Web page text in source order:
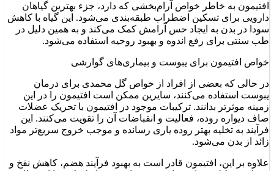
افتیمون به خاطر خواص آرام‌بخشی که دارد، جزء بهترین گیاهان
دارویی برای تسکین اضطراب طبقه‌بندی می‌شود. این گیاه با کاهش
سودا در بدن به ایجاد حس آرامش کمک می‌کند و به همین دلیل در
طب سنتی برای رفع اندوه و بهبود روحیه استفاده می‌شود.
خواص افتیمون برای یبوست و بیماری‌های گوارشی
در حالی که بعضی از افراد از خواص گل محمدی برای درمان
یبوست استفاده می‌کنند، سایرین ممکن است افتیمون را در این
زمینه موثرتر بدانند. ترکیبات موجود در افتیمون با تحریک عضلات
صاف دیواره روده، فعالیت و انقباضات آن را تقویت می‌کنند. این
فرآیند به تخلیه بهتر روده یاری رسانده و موجب خروج سریع‌تر مواد
زائد از بدن می‌شود.
علاوه بر این، افتیمون قادر است به بهبود فرآیند هضم، کاهش نفخ و